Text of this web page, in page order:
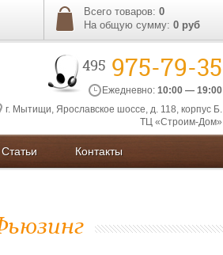
Всего товаров: 0
На общую сумму: 0 руб
495 975-79-35
Ежедневно: 10:00 — 19:00
г. Мытищи, Ярославское шоссе, д. 118, корпус Б.
ТЦ «Строим-Дом»
Статьи Контакты